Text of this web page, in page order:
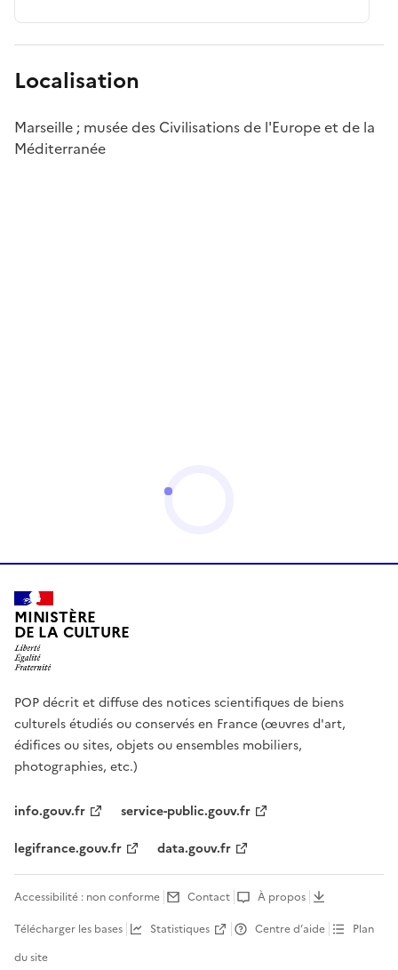
Localisation
Marseille ; musée des Civilisations de l'Europe et de la
Méditerranée
MINISTÈRE
DE LA CULTURE
POP décrit et diffuse des notices scientifiques de biens
culturels étudiés ou conservés en France (œuvres d'art,
édifices ou sites, objets ou ensembles mobiliers,
photographies, etc.)
info.gouv.fr
service-public.gouv.fr
legifrance.gouv.fr
data.gouv.fr
Accessibilité : non conforme Contact
À propos
Télécharger les bases
Statistiques Centre d’aide
Plan
du site